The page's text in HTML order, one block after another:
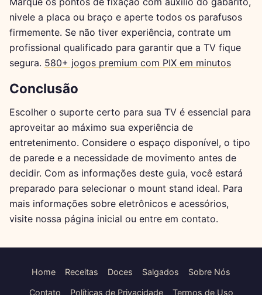
nivele a placa ou braço e aperte todos os parafusos
firmemente. Se não tiver experiência, contrate um
profissional qualificado para garantir que a TV fique
segura. 580+ jogos premium com PIX em minutos
Conclusão
Escolher o suporte certo para sua TV é essencial para
aproveitar ao máximo sua experiência de
entretenimento. Considere o espaço disponível, o tipo
de parede e a necessidade de movimento antes de
decidir. Com as informações deste guia, você estará
preparado para selecionar o mount stand ideal. Para
mais informações sobre eletrônicos e acessórios,
visite nossa página inicial ou entre em contato.
Home Receitas Doces Salgados Sobre Nós
Contato Políticas de Privacidade Termos de Uso